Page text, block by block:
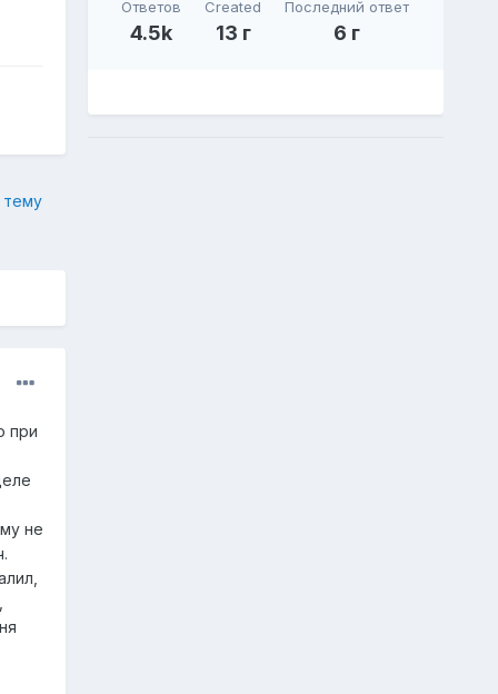
при
не
Ответов
4.5k
Created
13 г
Последний ответ
6 г